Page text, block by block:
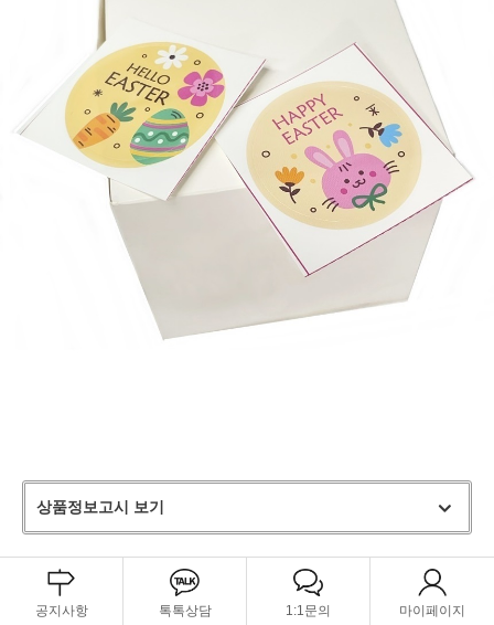
상품정보고시 보기
공지사항 톡톡상담 1:1문의 마이페이지